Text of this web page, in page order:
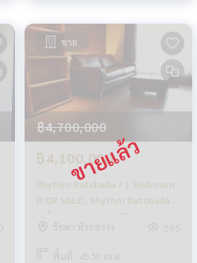
ขาย
฿4,700,000
฿4,100,000
Rhythm Ratchada / 1 Bedroom
(FOR SALE), Rhythm Ratchada /
1 ห้องนอน (ขาย) LIL238
รัชดา ห้วยขวาง
595
พื้นที่ : 45.50 ตร.ม.